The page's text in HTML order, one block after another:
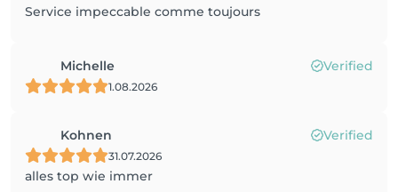
Service impeccable comme toujours
Michelle Verified
1.08.2026
Kohnen Verified
31.07.2026
alles top wie immer